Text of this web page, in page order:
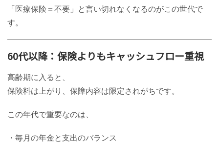
「医療保険＝不要」と言い切れなくなるのがこの世代で
す。
60代以降：保険よりもキャッシュフロー重視
高齢期に入ると、
保険料は上がり、保障内容は限定されがちです。
この年代で重要なのは、
・毎月の年金と支出のバランス